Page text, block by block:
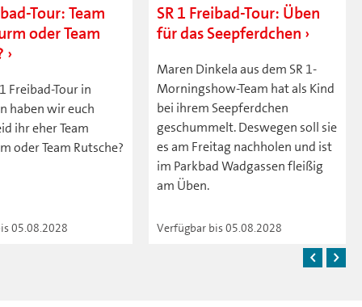
Tour: Team
oder Team
Freibad-Tour in
haben wir euch
ihr eher Team
oder Team Rutsche?
05.08.2028
SR 1 Freibad-Tour: Üben
für das Seepferdchen
Maren Dinkela aus dem SR 1-
Morningshow-Team hat als Kind
bei ihrem Seepferdchen
geschummelt. Deswegen soll sie
es am Freitag nachholen und ist
im Parkbad Wadgassen fleißig
am Üben.
Verfügbar bis 05.08.2028